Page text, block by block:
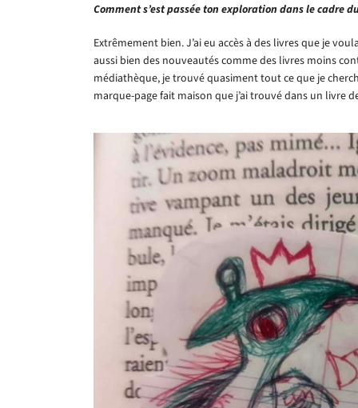
Comment s’est passée ton exploration dans le cadre
Extrêmement bien. J’ai eu accès à des livres que je
aussi bien des nouveautés comme des livres moins
médiathèque, je trouvé quasiment tout ce que je
marque-page fait maison que j’ai trouvé dans un livre